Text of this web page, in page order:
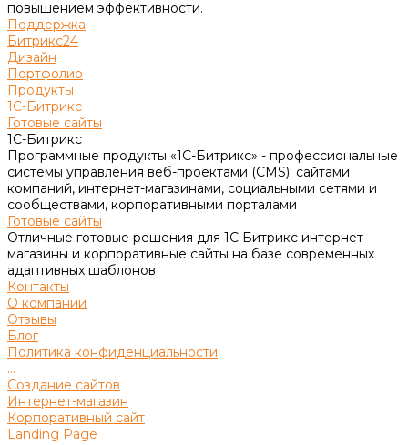
повышением эффективности.
Поддержка
Битрикс24
Дизайн
Портфолио
Продукты
1С-Битрикс
Готовые сайты
1С-Битрикс
Программные продукты «1С-Битрикс» - профессиональные
системы управления веб-проектами (CMS): сайтами
компаний, интернет-магазинами, социальными сетями и
сообществами, корпоративными порталами
Готовые сайты
Отличные готовые решения для 1С Битрикс интернет-
магазины и корпоративные сайты на базе современных
адаптивных шаблонов
Контакты
О компании
Отзывы
Блог
Политика конфиденциальности
...
Создание сайтов
Интернет-магазин
Корпоративный сайт
Landing Page